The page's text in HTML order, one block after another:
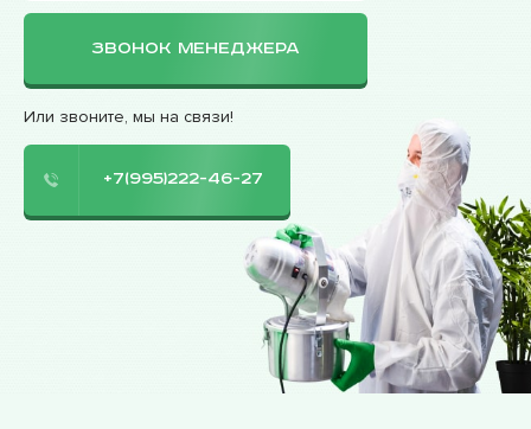
ЗВОНОК МЕНЕДЖЕРА
Или звоните, мы на связи!
+7(995)222-46-27